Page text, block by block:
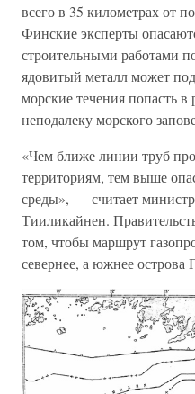
всего в 35 километрах от
Финские эксперты
строительными работами
ядовитый металл может
морские течения попасть
неподалеку морского
«Чем ближе линии труб
территориям, тем выше
среды», — считает
Тииликайнен.
том, чтобы маршрут
севернее, а южнее острова